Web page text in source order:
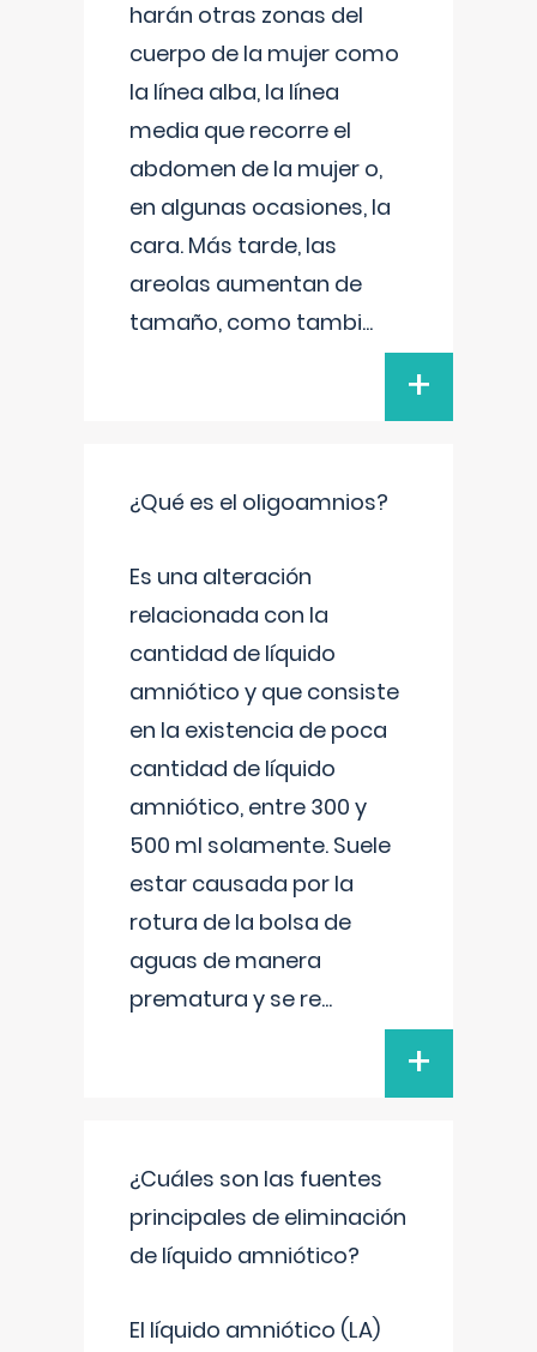
harán otras zonas del
cuerpo de la mujer como
la línea alba, la línea
media que recorre el
abdomen de la mujer o,
en algunas ocasiones, la
cara. Más tarde, las
areolas aumentan de
tamaño, como tambi...
+
¿Qué es el oligoamnios?
Es una alteración
relacionada con la
cantidad de líquido
amniótico y que consiste
en la existencia de poca
cantidad de líquido
amniótico, entre 300 y
500 ml solamente. Suele
estar causada por la
rotura de la bolsa de
aguas de manera
prematura y se re...
+
¿Cuáles son las fuentes
principales de eliminación
de líquido amniótico?
El líquido amniótico (LA)